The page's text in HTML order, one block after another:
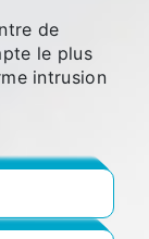
de
le plus
intrusion